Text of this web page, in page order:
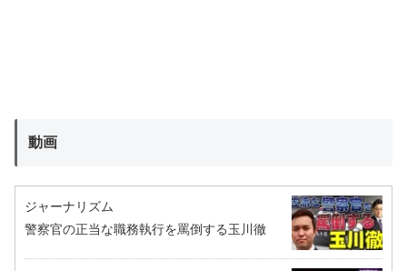
動画
ジャーナリズム
警察官の正当な職務執行を罵倒する玉川徹